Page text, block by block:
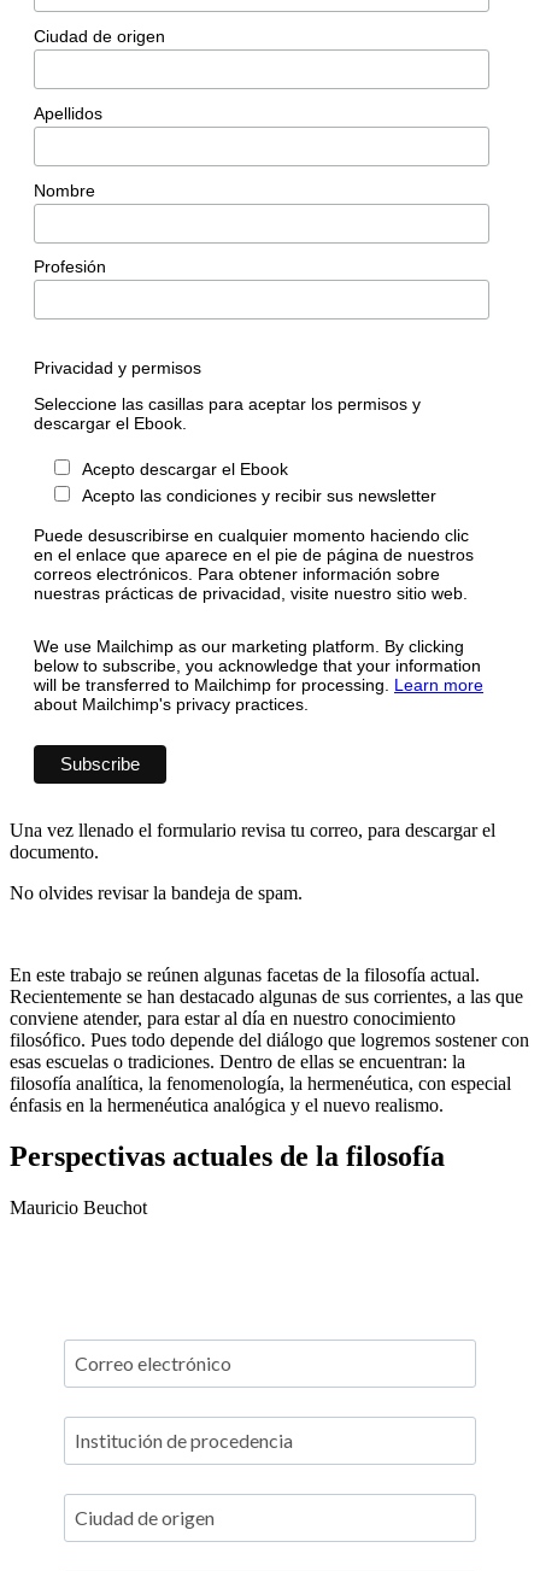
Ciudad de origen
Apellidos
Nombre
Profesión
Privacidad y permisos
Seleccione las casillas para aceptar los permisos y
descargar el Ebook.
Acepto descargar el Ebook
Acepto las condiciones y recibir sus newsletter
Puede desuscribirse en cualquier momento haciendo clic
en el enlace que aparece en el pie de página de nuestros
correos electrónicos. Para obtener información sobre
nuestras prácticas de privacidad, visite nuestro sitio web.
We use Mailchimp as our marketing platform. By clicking
below to subscribe, you acknowledge that your information
will be transferred to Mailchimp for processing. Learn more
about Mailchimp's privacy practices.
Una vez llenado el formulario revisa tu correo, para descargar el
documento.
No olvides revisar la bandeja de spam.
En este trabajo se reúnen algunas facetas de la filosofía actual.
Recientemente se han destacado algunas de sus corrientes, a las que
conviene atender, para estar al día en nuestro conocimiento
filosófico. Pues todo depende del diálogo que logremos sostener con
esas escuelas o tradiciones. Dentro de ellas se encuentran: la
filosofía analítica, la fenomenología, la hermenéutica, con especial
énfasis en la hermenéutica analógica y el nuevo realismo.
Perspectivas actuales de la filosofía
Mauricio Beuchot